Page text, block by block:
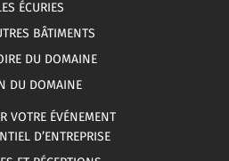
ÉCURIES
BÂTIMENTS
DU DOMAINE
DU DOMAINE
VOTRE ÉVÉNEMENT
D’ENTREPRISE